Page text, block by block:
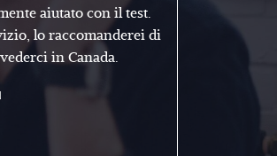
aiutato con il test.
lo raccomanderei di
in Canada.
un
Ho